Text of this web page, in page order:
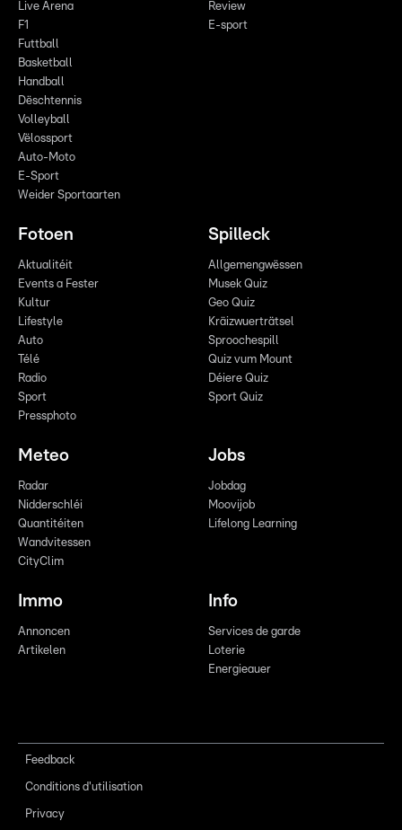
Live Arena
F1
Futtball
Basketball
Handball
Dëschtennis
Volleyball
Vëlossport
Auto-Moto
E-Sport
Weider Sportaarten
Review
E-sport
Fotoen
Aktualitéit
Events a Fester
Kultur
Lifestyle
Auto
Télé
Radio
Sport
Pressphoto
Spilleck
Allgemengwëssen
Musek Quiz
Geo Quiz
Kräizwuerträtsel
Sproochespill
Quiz vum Mount
Déiere Quiz
Sport Quiz
Meteo
Radar
Nidderschléi
Quantitéiten
Wandvitessen
CityClim
Jobs
Jobdag
Moovijob
Lifelong Learning
Immo
Annoncen
Artikelen
Info
Services de garde
Loterie
Energieauer
Feedback
Conditions d'utilisation
Privacy